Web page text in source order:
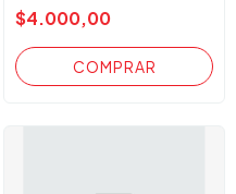
$4.000,00